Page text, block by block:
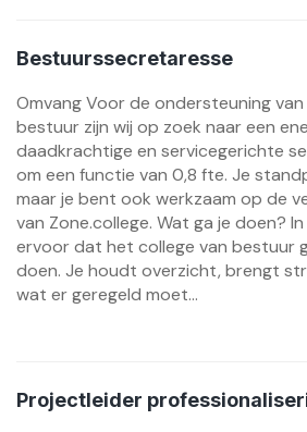
Bestuurssecretaresse
Omvang Voor de ondersteuning
bestuur zijn wij op zoek naar een
daadkrachtige en servicegerichte
om een functie van 0,8 fte. Je
maar je bent ook werkzaam op de
van Zone.college. Wat ga je doen?
ervoor dat het college van bestuur
doen. Je houdt overzicht, brengt
wat er geregeld moet...
Projectleider